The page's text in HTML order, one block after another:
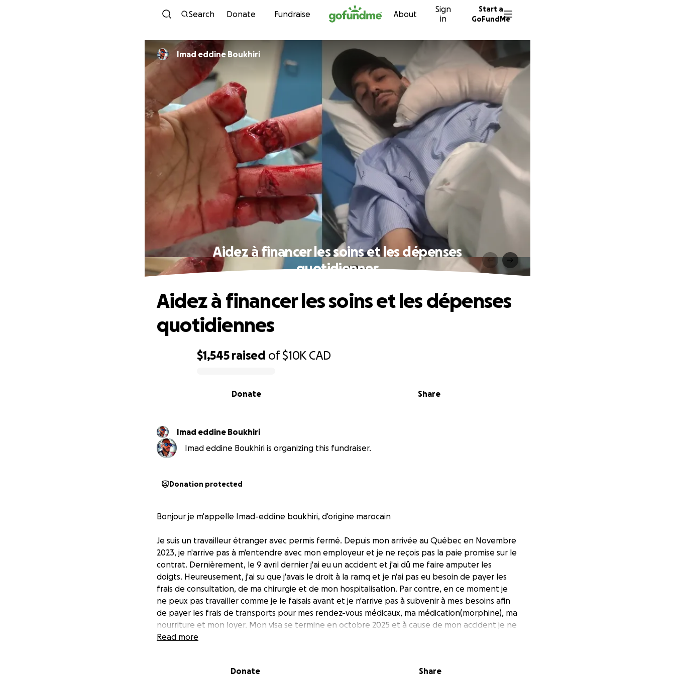
Skip to content
Search Donate Fundraise About
Sign
in
Start a
GoFundMe
Imad eddine Boukhiri
Aidez à financer les soins et les dépenses
quotidiennes
$1,545 raised of$10K CAD
Share
Donate
Aidez à financer les soins et les dépenses
quotidiennes
Imad eddine Boukhiri
Imad eddine Boukhiri is organizing this fundraiser.
Donation protected
Bonjour je m'appelle Imad-eddine boukhiri, d'origine marocain
Je suis un travailleur étranger avec permis fermé. Depuis mon arrivée au Québec en Novembre
2023, je n'arrive pas à m'entendre avec mon employeur et je ne reçois pas la paie promise sur le
contrat. Dernièrement, le 9 avril dernier j'ai eu un accident et j'ai dû me faire amputer les
doigts. Heureusement, j'ai su que j'avais le droit à la ramq et je n'ai pas eu besoin de payer les
frais de consultation, de ma chirurgie et de mon hospitalisation. Par contre, en ce moment je
ne peux pas travailler comme je le faisais avant et je n'arrive pas à subvenir à mes besoins afin
de payer les frais de transports pour mes rendez-vous médicaux, ma médication(morphine), ma
nourriture et mon loyer. Mon visa se termine en octobre 2025 et à cause de mon accident je ne
peux plus travailler auprès de mon employeur. Mon chomage est aussi très bas puisque je ne
Read more
Donate Share